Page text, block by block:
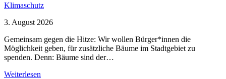
Klimaschutz
3. August 2026
Gemeinsam gegen die Hitze: Wir wollen Bürger*innen die
Möglichkeit geben, für zusätzliche Bäume im Stadtgebiet zu
spenden. Denn: Bäume sind der…
Weiterlesen